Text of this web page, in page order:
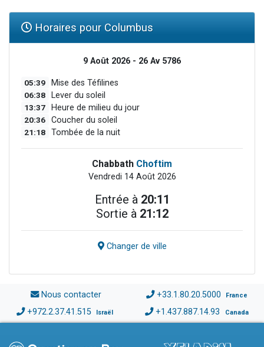
Horaires pour Columbus
9 Août 2026 - 26 Av 5786
05:39 Mise des Téfilines
06:38 Lever du soleil
13:37 Heure de milieu du jour
20:36 Coucher du soleil
21:18 Tombée de la nuit
Chabbath Choftim
Vendredi 14 Août 2026
Entrée à 20:11
Sortie à 21:12
Changer de ville
Nous contacter +33.1.80.20.5000 France
+972.2.37.41.515 Israël +1.437.887.14.93 Canada